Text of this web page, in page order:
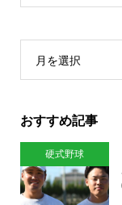
月を選択
おすすめ記事
硬式野球